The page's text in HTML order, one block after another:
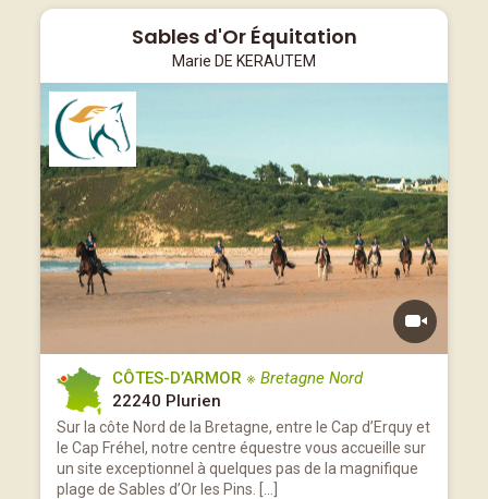
Sables d'Or Équitation
Marie DE KERAUTEM
CÔTES-D’ARMOR ※ Bretagne Nord
22240 Plurien
Sur la côte Nord de la Bretagne, entre le Cap d’Erquy et
le Cap Fréhel, notre centre équestre vous accueille sur
un site exceptionnel à quelques pas de la magnifique
plage de Sables d’Or les Pins. […]